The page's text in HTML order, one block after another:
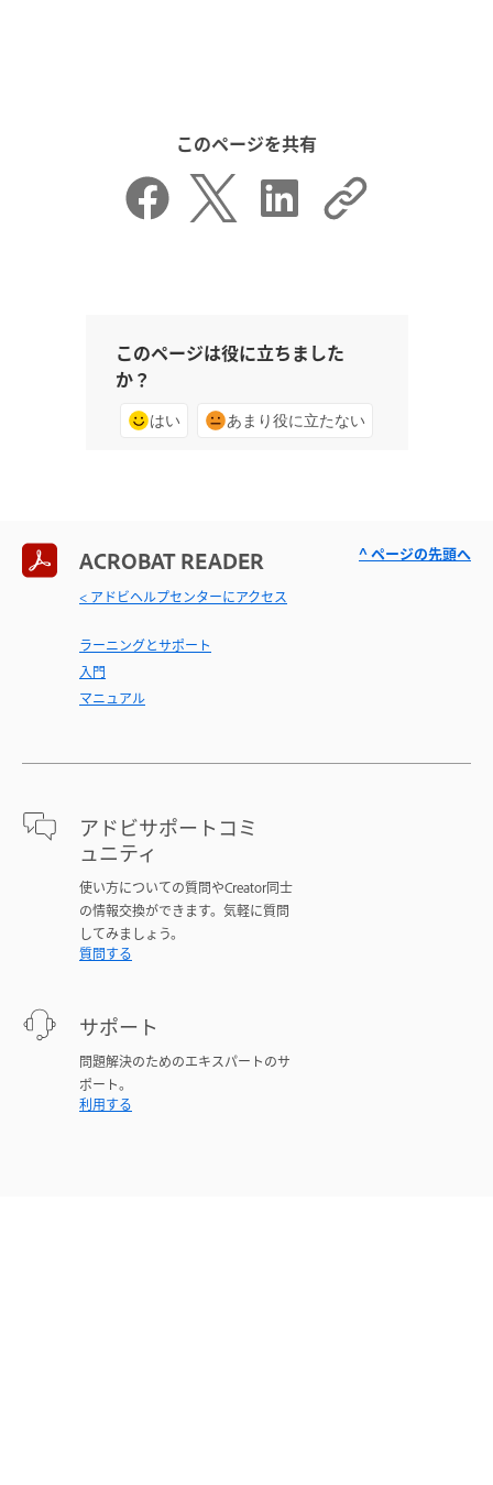
このページを共有
このページは役に立ちました
か？
はい あまり役に立たない
ACROBAT READER
< アドビヘルプセンターにアクセス
ラーニングとサポート
入門
マニュアル
アドビサポートコミ
ュニティ
使い方についての質問やCreator同士
の情報交換ができます。気軽に質問
してみましょう。
質問する
サポート
問題解決のためのエキスパートのサ
ポート。
利用する
^ ページの先頭へ